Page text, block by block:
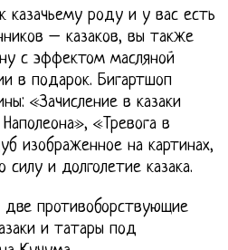
казачьему роду и у вас есть
– казаков, вы также
с эффектом масляной
в подарок. Бигартшоп
«Зачисление в казаки
«Тревога в
изображенное на картинах,
силу и долголетие казака.
две противоборствующие
и татары под